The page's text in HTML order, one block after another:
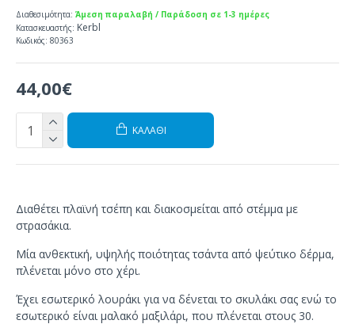
44,00€
Διαθεσιμότητα: Άμεση παραλαβή / Παράδοση σε 1-3 ημέρες
Κατασκευαστής: Kerbl
Κωδικός: 80363
ΚΑΛΆΘΙ
Διαθέτει πλαϊνή τσέπη και διακοσμείται από στέμμα με
στρασάκια.
Μία ανθεκτική, υψηλής ποιότητας τσάντα από ψεύτικο δέρμα,
πλένεται μόνο στο χέρι.
Έχει εσωτερικό λουράκι για να δένεται το σκυλάκι σας ενώ το
εσωτερικό είναι μαλακό μαξιλάρι, που πλένεται στους 30.